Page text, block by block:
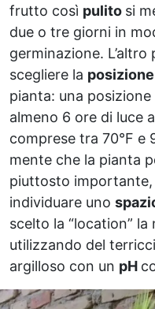
frutto così pulito si
due o tre giorni in
germinazione.
scegliere la posizione
pianta: una
almeno 6 ore di luce
comprese tra 70°F e
mente che la pianta
piuttosto importante,
individuare uno
scelto la “location”
utilizzando del
argilloso con un pH